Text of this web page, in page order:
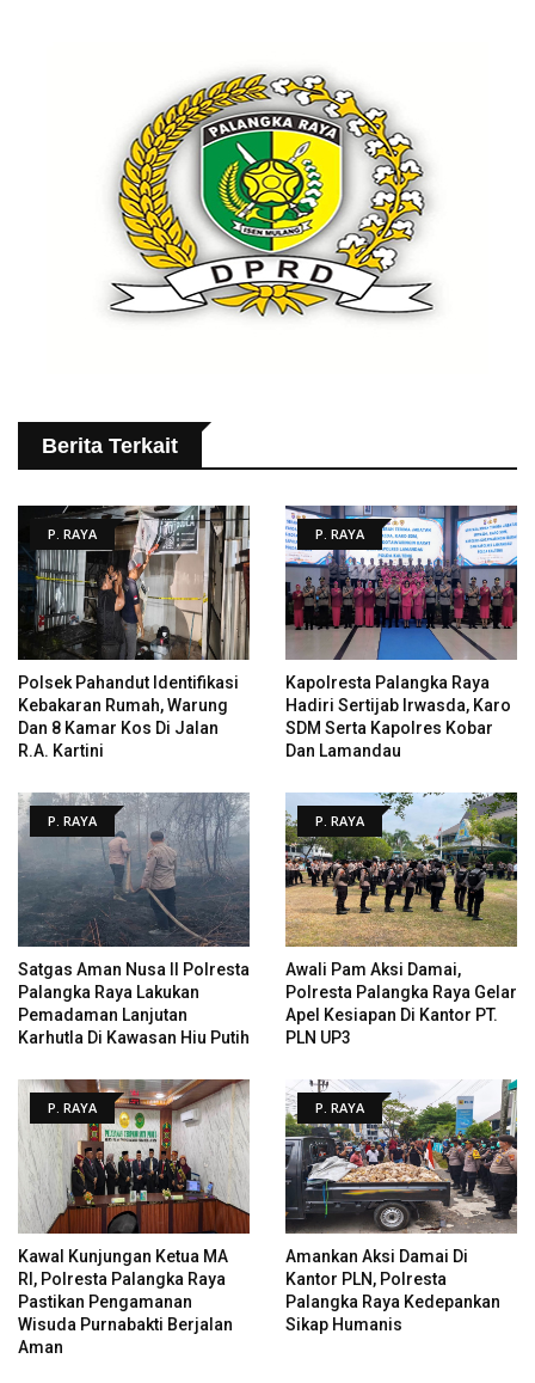
Berita Terkait
P. RAYA
Polsek Pahandut Identifikasi
Kebakaran Rumah, Warung
Dan 8 Kamar Kos Di Jalan
R.A. Kartini
P. RAYA
Kapolresta Palangka Raya
Hadiri Sertijab Irwasda, Karo
SDM Serta Kapolres Kobar
Dan Lamandau
P. RAYA
Satgas Aman Nusa II Polresta
Palangka Raya Lakukan
Pemadaman Lanjutan
Karhutla Di Kawasan Hiu Putih
P. RAYA
Awali Pam Aksi Damai,
Polresta Palangka Raya Gelar
Apel Kesiapan Di Kantor PT.
PLN UP3
P. RAYA
Kawal Kunjungan Ketua MA
RI, Polresta Palangka Raya
Pastikan Pengamanan
Wisuda Purnabakti Berjalan
Aman
P. RAYA
Amankan Aksi Damai Di
Kantor PLN, Polresta
Palangka Raya Kedepankan
Sikap Humanis